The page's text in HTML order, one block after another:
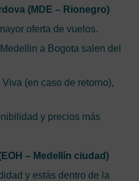
(MDE – Rionegro)
oferta de vuelos.
a Bogota salen del
(en caso de retorno),
y precios más
– Medellín ciudad)
y estás dentro de la